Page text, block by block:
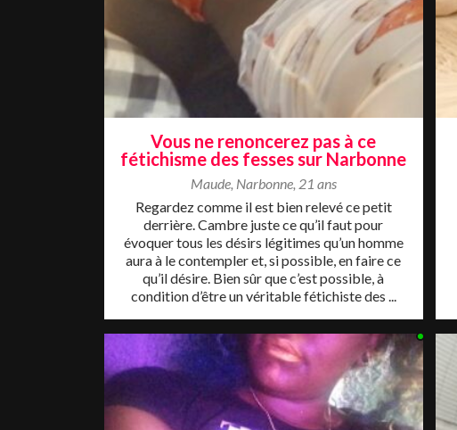
Vous ne renoncerez pas à ce
fétichisme des fesses sur Narbonne
Maude, Narbonne, 21 ans
Regardez comme il est bien relevé ce petit
derrière. Cambre juste ce qu’il faut pour
évoquer tous les désirs légitimes qu’un homme
aura à le contempler et, si possible, en faire ce
qu’il désire. Bien sûr que c’est possible, à
condition d’être un véritable fétichiste des ...